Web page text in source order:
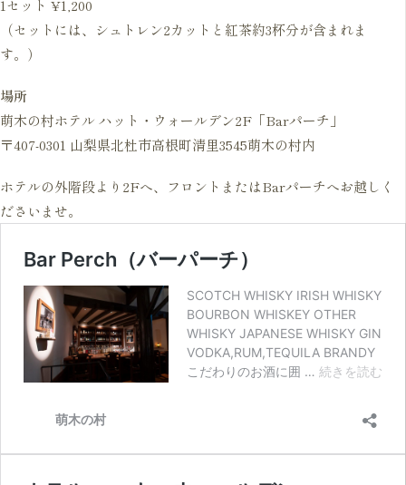
1セット ¥1,200
（セットには、シュトレン2カットと紅茶約3杯分が含まれま
す。）
場所
萌木の村ホテル ハット・ウォールデン2F「Barパーチ」
〒407-0301 山梨県北杜市高根町清里3545萌木の村内
ホテルの外階段より2Fへ、フロントまたはBarパーチへお越しく
ださいませ。